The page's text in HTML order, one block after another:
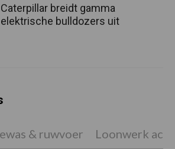
Caterpillar breidt gamma
elektrische bulldozers uit
& ruwvoer Loonwerk